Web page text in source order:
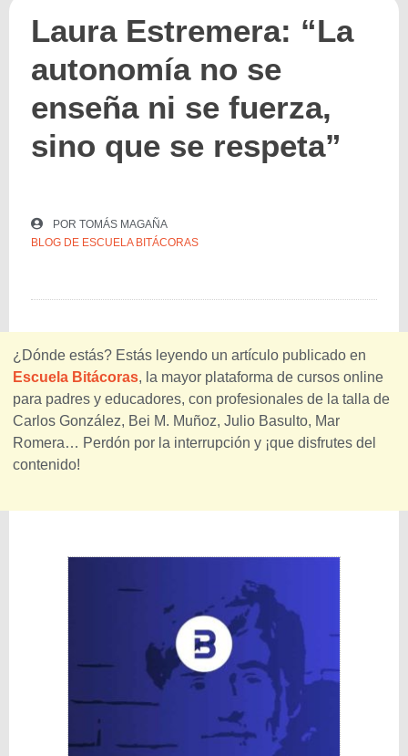
Laura Estremera: “La
autonomía no se
enseña ni se fuerza,
sino que se respeta”
POR TOMÁS MAGAÑA
BLOG DE ESCUELA BITÁCORAS
¿Dónde estás? Estás leyendo un artículo publicado en
Escuela Bitácoras, la mayor plataforma de cursos online
para padres y educadores, con profesionales de la talla de
Carlos González, Bei M. Muñoz, Julio Basulto, Mar
Romera… Perdón por la interrupción y ¡que disfrutes del
contenido!